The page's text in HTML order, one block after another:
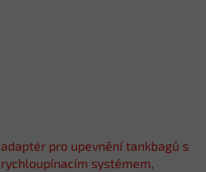
adaptér pro upevnění tankbagů s
rychloupínacím systémem,